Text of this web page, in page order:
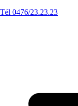
Tél 0476/23.23.23